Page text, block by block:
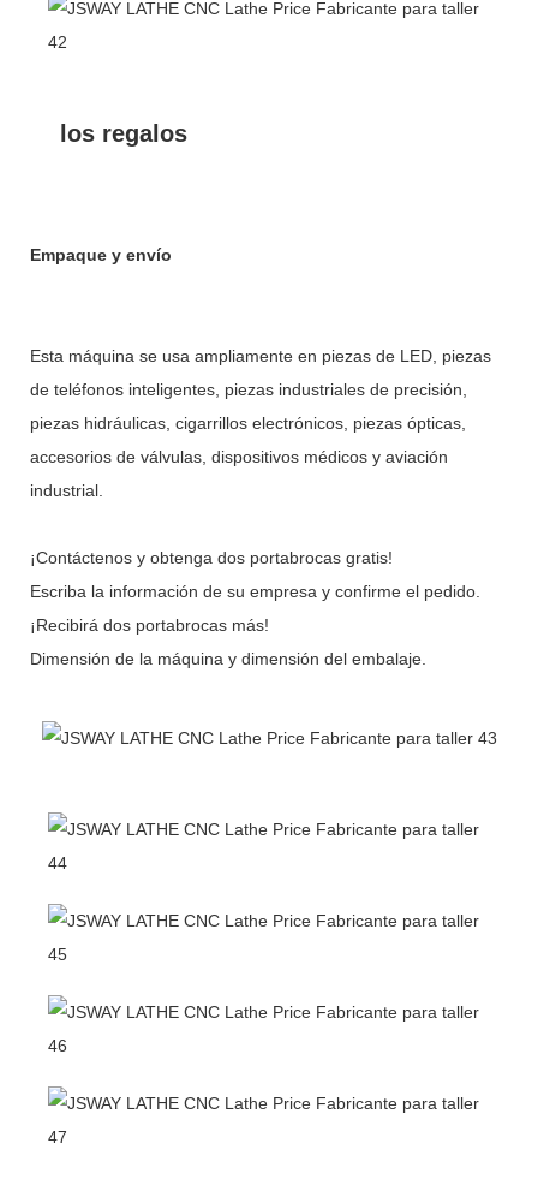
los regalos
Empaque y envío
Esta máquina se usa ampliamente en piezas de LED, piezas
de teléfonos inteligentes, piezas industriales de precisión,
piezas hidráulicas, cigarrillos electrónicos, piezas ópticas,
accesorios de válvulas, dispositivos médicos y aviación
industrial.
¡Contáctenos y obtenga dos portabrocas gratis!
Escriba la información de su empresa y confirme el pedido.
¡Recibirá dos portabrocas más!
Dimensión de la máquina y dimensión del embalaje.